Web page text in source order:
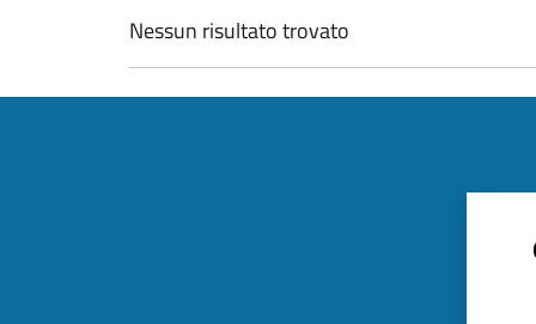
Nessun risultato trovato